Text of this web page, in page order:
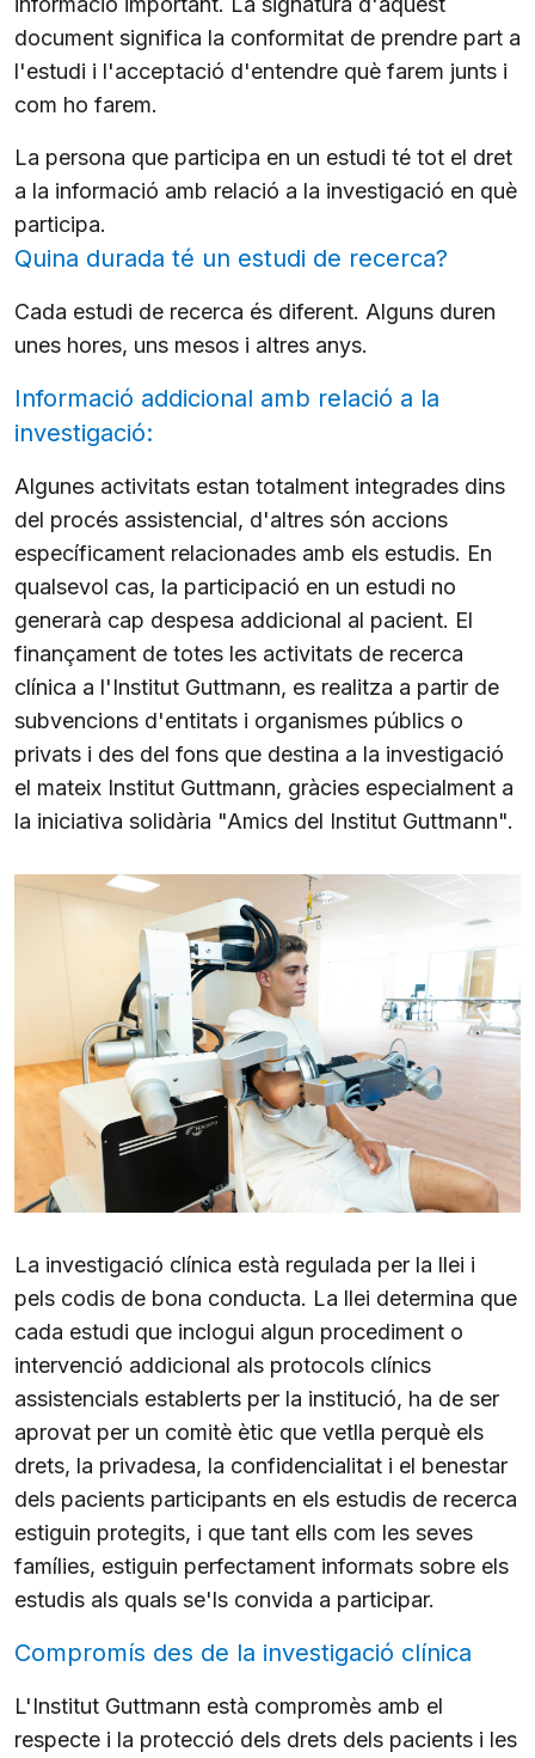
document significa la conformitat de prendre part a
l'estudi i l'acceptació d'entendre què farem junts i
com ho farem.
La persona que participa en un estudi té tot el dret
a la informació amb relació a la investigació en què
participa.
Quina durada té un estudi de recerca?
Cada estudi de recerca és diferent. Alguns duren
unes hores, uns mesos i altres anys.
Informació addicional amb relació a la
investigació:
Algunes activitats estan totalment integrades dins
del procés assistencial, d'altres són accions
específicament relacionades amb els estudis. En
qualsevol cas, la participació en un estudi no
generarà cap despesa addicional al pacient. El
finançament de totes les activitats de recerca
clínica a l'Institut Guttmann, es realitza a partir de
subvencions d'entitats i organismes públics o
privats i des del fons que destina a la investigació
el mateix Institut Guttmann, gràcies especialment a
la iniciativa solidària "Amics del Institut Guttmann".
Imatge
La investigació clínica està regulada per la llei i
pels codis de bona conducta. La llei determina que
cada estudi que inclogui algun procediment o
intervenció addicional als protocols clínics
assistencials establerts per la institució, ha de ser
aprovat per un comitè ètic que vetlla perquè els
drets, la privadesa, la confidencialitat i el benestar
dels pacients participants en els estudis de recerca
estiguin protegits, i que tant ells com les seves
famílies, estiguin perfectament informats sobre els
estudis als quals se'ls convida a participar.
Compromís des de la investigació clínica
L'Institut Guttmann està compromès amb el
respecte i la protecció dels drets dels pacients i les